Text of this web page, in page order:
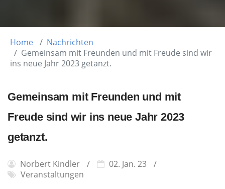
Home
Nachrichten
Gemeinsam mit Freunden und mit Freude sind wir
ins neue Jahr 2023 getanzt.
Gemeinsam mit Freunden und mit
Freude sind wir ins neue Jahr 2023
getanzt.
Norbert Kindler
02. Jan. 23
Veranstaltungen